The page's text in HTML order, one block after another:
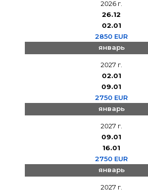
2026 г.
26.12
02.01
2850 EUR
январь
2027 г.
02.01
09.01
2750 EUR
январь
2027 г.
09.01
16.01
2750 EUR
январь
2027 г.